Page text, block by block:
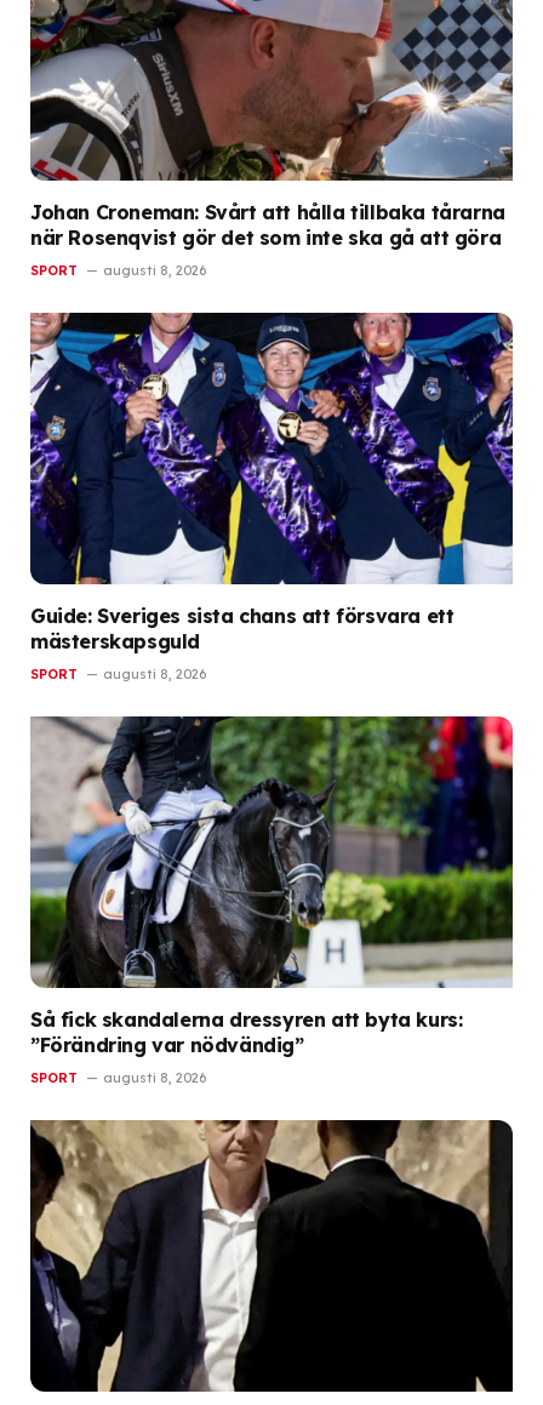
Johan Croneman: Svårt att hålla tillbaka tårarna
när Rosenqvist gör det som inte ska gå att göra
SPORT augusti 8, 2026
Guide: Sveriges sista chans att försvara ett
mästerskapsguld
SPORT augusti 8, 2026
Så fick skandalerna dressyren att byta kurs:
”Förändring var nödvändig”
SPORT augusti 8, 2026